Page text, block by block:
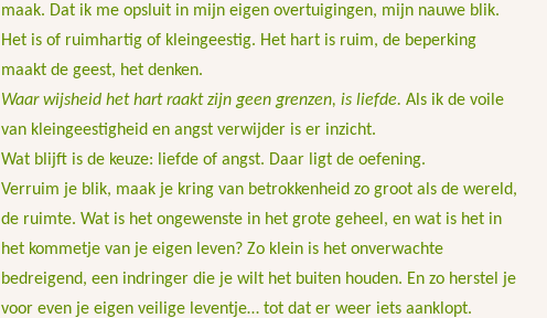
maak. Dat ik me opsluit in mijn eigen overtuigingen, mijn nauwe blik.
Het is of ruimhartig of kleingeestig. Het hart is ruim, de beperking
maakt de geest, het denken.
Waar wijsheid het hart raakt zijn geen grenzen, is liefde. Als ik de voile
van kleingeestigheid en angst verwijder is er inzicht.
Wat blijft is de keuze: liefde of angst. Daar ligt de oefening.
Verruim je blik, maak je kring van betrokkenheid zo groot als de wereld,
de ruimte. Wat is het ongewenste in het grote geheel, en wat is het in
het kommetje van je eigen leven? Zo klein is het onverwachte
bedreigend, een indringer die je wilt het buiten houden. En zo herstel je
voor even je eigen veilige leventje… tot dat er weer iets aanklopt.